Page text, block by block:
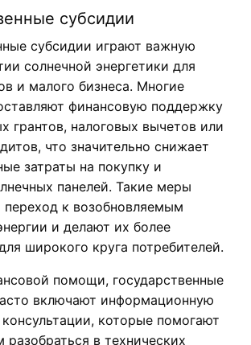
субсидии
субсидии играют важную
солнечной энергетики для
и малого бизнеса. Многие
финансовую поддержку
грантов, налоговых вычетов или
что значительно снижает
затраты на покупку и
панелей. Такие меры
к возобновляемым
и делают их более
широкого круга потребителей.
помощи, государственные
включают информационную
которые помогают
разобраться в технических